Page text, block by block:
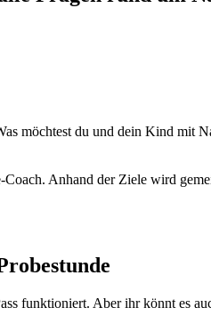
möchtest du und dein Kind
Anhand der Ziele wird
funktioniert. Aber ihr könnt es